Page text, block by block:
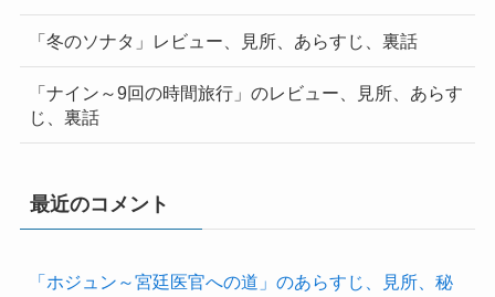
「冬のソナタ」レビュー、見所、あらすじ、裏話
「ナイン～9回の時間旅行」のレビュー、見所、あらす
じ、裏話
最近のコメント
「ホジュン～宮廷医官への道」のあらすじ、見所、秘